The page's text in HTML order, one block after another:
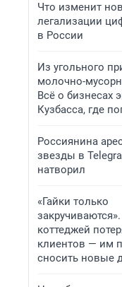
Что изменит
легализации
в России
Из угольного
молочно-
Всё о бизнесах
Кузбасса, где
Россиянина
звезды в
натворил
«Гайки только
коттеджей
клиентов — им
сносить новые